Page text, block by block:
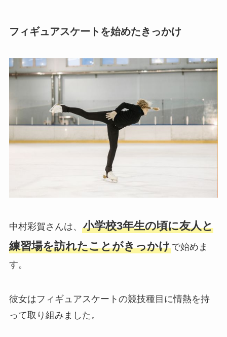
フィギュアスケートを始めたきっかけ
中村彩賀さんは、 小学校3年生の頃に友人と
練習場を訪れたことがきっかけで始めま
す。
彼女はフィギュアスケートの競技種目に情熱を持
って取り組みました。